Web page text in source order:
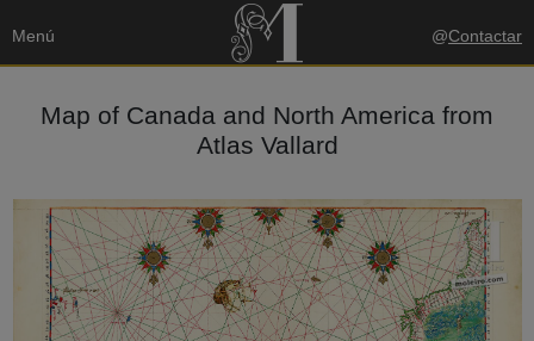
Menú @Contactar
Map of Canada and North America from
Atlas Vallard